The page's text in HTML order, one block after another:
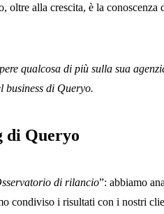
oltre alla crescita, è la conoscenza
qualcosa di più sulla sua
business di Queryo.
di Queryo
di rilancio”: abbiamo
condiviso i risultati con i nostri